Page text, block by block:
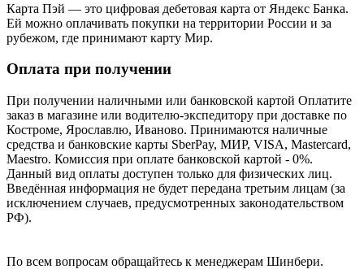
Карта Пэй — это цифровая дебетовая карта от Яндекс Банка.
Ей можно оплачивать покупки на территории России и за
рубежом, где принимают карту Мир.
Оплата при получении
При получении наличными или банковской картой Оплатите
заказ в магазине или водителю-экспедитору при доставке по
Костроме, Ярославлю, Иваново. Принимаются наличные
средства и банковские карты SberPay, МИР, VISA, Mastercard,
Maestro. Комиссия при оплате банковской картой - 0%.
Данный вид оплаты доступен только для физических лиц.
Введённая информация не будет передана третьим лицам (за
исключением случаев, предусмотренных законодательством
РФ).
По всем вопросам обращайтесь к менеджерам Шинбери.